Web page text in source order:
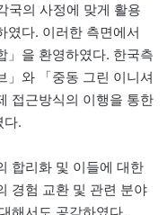
국의 사정에 맞게 활용
였다. 이러한 측면에서
」을 환영하였다. 한국측
」와 「중동 그린 이니셔
접근방식의 이행을 통한
다.
합리화 및 이들에 대한
경험 교환 및 관련 분야